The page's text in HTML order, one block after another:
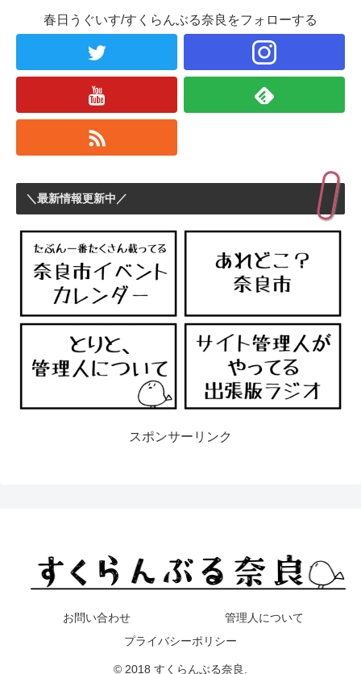
春日うぐいす/すくらんぶる奈良をフォローする
＼最新情報更新中／
スポンサーリンク
お問い合わせ
管理人について
プライバシーポリシー
© 2018 すくらんぶる奈良.